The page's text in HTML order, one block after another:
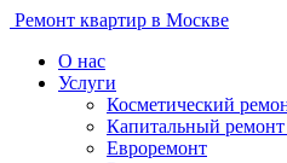
Ремонт квартир в Москве
О нас
Услуги
Косметический
Капитальный ремонт
Евроремонт